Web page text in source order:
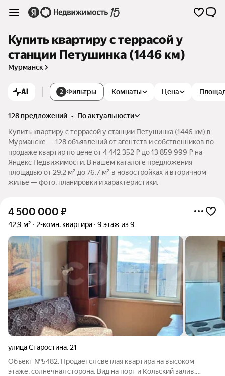
Купить квартиру с террасой у
станции Петушинка (1446 км)
Мурманск
AI 2 Фильтры Комнаты Цена
128 предложений •
по актуальности
Купить квартиру с террасой у станции Петушинка (1446 км) в
Мурманске — 128 объявлений от агентств и собственников по
продаже квартир по цене от 4 442 352 ₽ до 13 859 999 ₽ на
Яндекс Недвижимости. В нашем каталоге предложения
площадью от 29,2 м² до 76,7 м² в новостройках и вторичном
жилье — фото, планировки и характеристики.
4 500 000 ₽
42,9 м² 2-комн. квартира 9 этаж из 9
улица Старостина, 21
Объект №5482. Продаётся светлая квартира на высоком
этаже, солнечная сторона. Вид на порт и Кольский залив.